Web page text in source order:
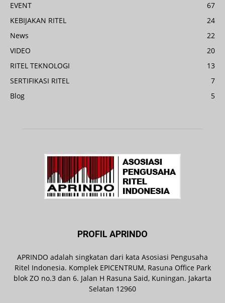
EVENT
67
KEBIJAKAN RITEL
24
News
22
VIDEO
20
RITEL TEKNOLOGI
13
SERTIFIKASI RITEL
7
Blog
5
PROFIL APRINDO
APRINDO adalah singkatan dari kata Asosiasi Pengusaha
Ritel Indonesia. Komplek EPICENTRUM, Rasuna Office Park
blok ZO no.3 dan 6. Jalan H Rasuna Said, Kuningan. Jakarta
Selatan 12960